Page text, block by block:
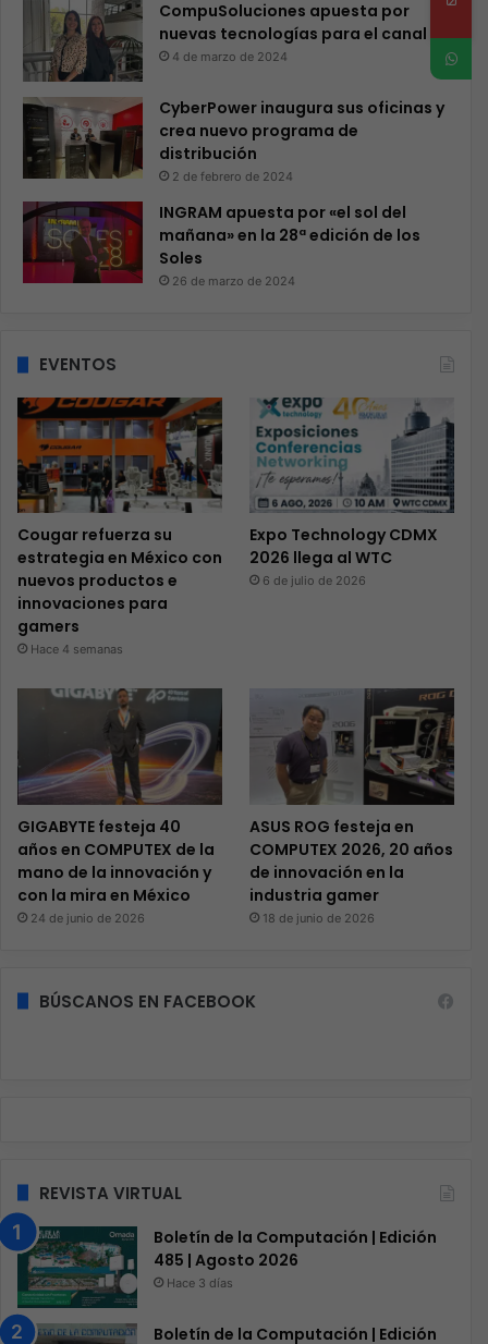
CompuSoluciones apuesta por
nuevas tecnologías para el canal
4 de marzo de 2024
CyberPower inaugura sus oficinas y
crea nuevo programa de
distribución
2 de febrero de 2024
INGRAM apuesta por «el sol del
mañana» en la 28ª edición de los
Soles
26 de marzo de 2024
EVENTOS
Cougar refuerza su
estrategia en México con
nuevos productos e
innovaciones para
gamers
Hace 4 semanas
Expo Technology CDMX
2026 llega al WTC
6 de julio de 2026
GIGABYTE festeja 40
años en COMPUTEX de la
mano de la innovación y
con la mira en México
24 de junio de 2026
ASUS ROG festeja en
COMPUTEX 2026, 20 años
de innovación en la
industria gamer
18 de junio de 2026
BÚSCANOS EN FACEBOOK
REVISTA VIRTUAL
Boletín de la Computación | Edición
485 | Agosto 2026
Hace 3 días
Boletín de la Computación | Edición